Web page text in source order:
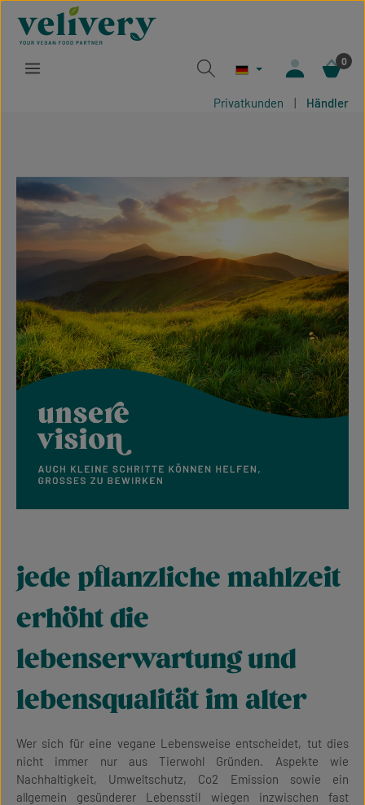
Zum Hauptinhalt springen
0
Privatkunden | Händler
jede pflanzliche mahlzeit
erhöht die
lebenserwartung und
lebensqualität im alter
Wer sich für eine vegane Lebensweise entscheidet, tut dies
nicht immer nur aus Tierwohl Gründen. Aspekte wie
Nachhaltigkeit, Umweltschutz, Co2 Emission sowie ein
allgemein gesünderer Lebensstil wiegen inzwischen fast